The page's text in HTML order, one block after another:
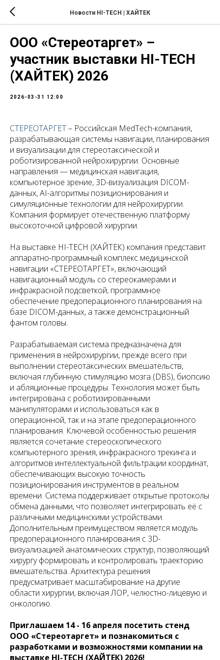
Новости HI-TECH | ХАЙТЕК
ООО «Стереотаргет» –
участник выставки HI-TECH
(ХАЙТЕК) 2026
2026-03-31 12:00
СТЕРЕОТАРГЕТ– Российская MedTech-компания,
разрабатывающая системы навигации, планирования
и визуализации для стереотаксической и
роботизированной нейрохирургии. Основные
направления — медицинская навигация,
компьютерное зрение, 3D-визуализация DICOM-
данных, AI-алгоритмы позиционирования и
симуляционные технологии для нейрохирургии.
Компания формирует отечественную платформу
высокоточной цифровой хирургии.
На выставке HI-TECH (ХАЙТЕК) компания представит
аппаратно-программный комплекс медицинской
навигации «СТЕРЕОТАРГЕТ», включающий
навигационный модуль со стереокамерами и
инфракрасной подсветкой, программное
обеспечение предоперационного планирования на
базе DICOM-данных, а также демонстрационный
фантом головы.
Разрабатываемая система предназначена для
применения в нейрохирургии, прежде всего при
выполнении стереотаксических вмешательств,
включая глубинную стимуляцию мозга (DBS), биопсию
и абляционные процедуры. Технология может быть
интегрирована с роботизированными
манипуляторами и использоваться как в
операционной, так и на этапе предоперационного
планирования. Ключевой особенностью решения
является сочетание стереоскопического
компьютерного зрения, инфракрасного трекинга и
алгоритмов интеллектуальной фильтрации координат,
обеспечивающих высокую точность
позиционирования инструментов в реальном
времени. Система поддерживает открытые протоколы
обмена данными, что позволяет интегрировать её с
различными медицинскими устройствами.
Дополнительным преимуществом является модуль
предоперационного планирования с 3D-
визуализацией анатомических структур, позволяющий
хирургу формировать и контролировать траекторию
вмешательства. Архитектура решения
предусматривает масштабирование на другие
области хирургии, включая ЛОР, челюстно-лицевую и
онкологию.
Приглашаем 14 - 16 апреля посетить стенд
ООО «Стереотаргет» и познакомиться с
разработками и возможностями компании на
выставке HI-TECH (ХАЙТЕК) 2026!